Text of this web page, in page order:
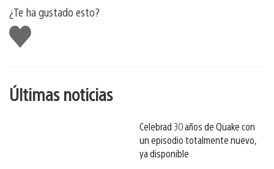
¿Te ha gustado esto?
Me
gusta
esto
Últimas noticias
Celebrad 30 años de Quake con
un episodio totalmente nuevo,
ya disponible